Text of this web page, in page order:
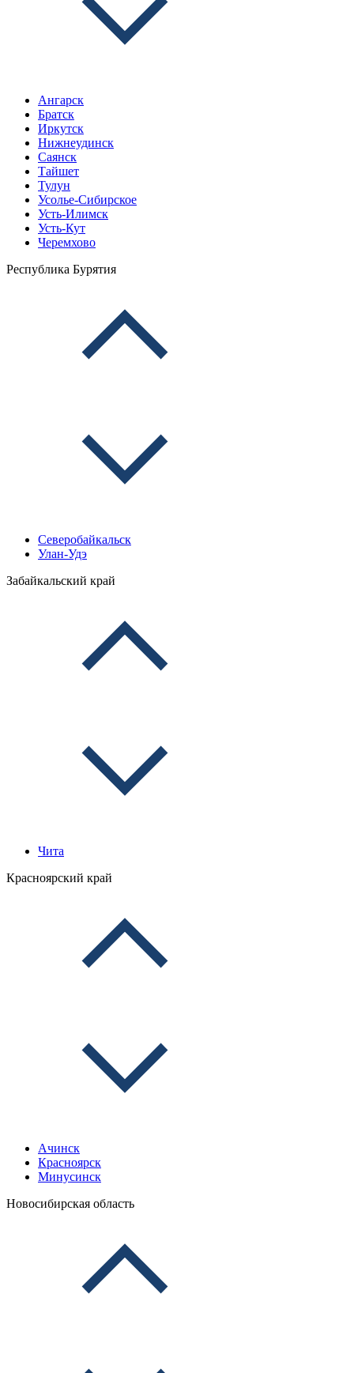
Ангарск
Братск
Иркутск
Нижнеудинск
Саянск
Тайшет
Тулун
Усолье-Сибирское
Усть-Илимск
Усть-Кут
Черемхово
Республика Бурятия
Северобайкальск
Улан-Удэ
Забайкальский край
Чита
Красноярский край
Ачинск
Красноярск
Минусинск
Новосибирская область